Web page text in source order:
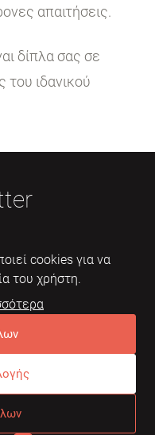
απαιτήσεις.
δίπλα σας σε
του ιδανικού
Όροι χρήσης
cookies για να
του χρήστη.